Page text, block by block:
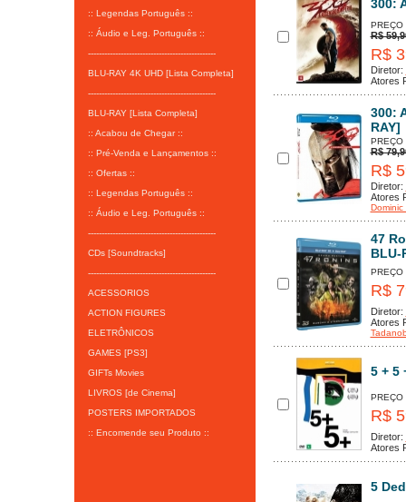
:: Legendas Português ::
:: Áudio e Leg. Português ::
-----------------------------------------------
BLU-RAY 4K UHD [Lista Completa]
-----------------------------------------------
BLU-RAY [Lista Completa]
:: Acabou de Chegar ::
:: Pré-Venda e Lançamentos ::
:: Ofertas ::
:: Legendas Português ::
:: Áudio e Leg. Português ::
-----------------------------------------------
CDs [Soundtracks]
-----------------------------------------------
ACESSORIOS
ACTION FIGURES
ELETRÔNICOS
GAMES [PS3]
GIFTs Movies
LIVROS [de Cinema]
POSTERS IMPORTADOS
:: Encomende seu Produto ::
300:
PREÇO
R$
R$
Diretor:
Atores
300:
RAY]
PREÇO
R$
R$
Diretor:
Atores
Dominic
47
BLU-
PREÇO
R$
Diretor:
Atores
5 + 5
PREÇO
R$
Diretor:
Atores
5